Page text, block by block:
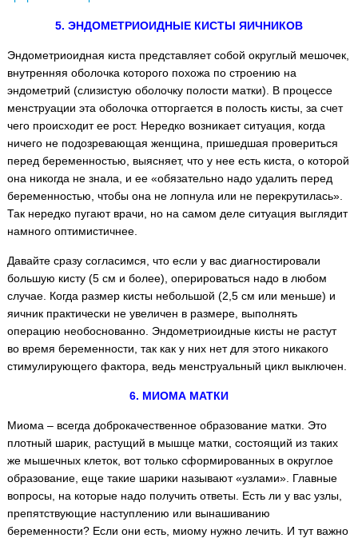
5. ЭНДОМЕТРИОИДНЫЕ КИСТЫ ЯИЧНИКОВ
Эндометриоидная киста представляет собой округлый мешочек,
внутренняя оболочка которого похожа по строению на
эндометрий (слизистую оболочку полости матки). В процессе
менструации эта оболочка отторгается в полость кисты, за счет
чего происходит ее рост. Нередко возникает ситуация, когда
ничего не подозревающая женщина, пришедшая провериться
перед беременностью, выясняет, что у нее есть киста, о которой
она никогда не знала, и ее «обязательно надо удалить перед
беременностью, чтобы она не лопнула или не перекрутилась».
Так нередко пугают врачи, но на самом деле ситуация выглядит
намного оптимистичнее.
Давайте сразу согласимся, что если у вас диагностировали
большую кисту (5 см и более), оперироваться надо в любом
случае. Когда размер кисты небольшой (2,5 см или меньше) и
яичник практически не увеличен в размере, выполнять
операцию необоснованно. Эндометриоидные кисты не растут
во время беременности, так как у них нет для этого никакого
стимулирующего фактора, ведь менструальный цикл выключен.
6. МИОМА МАТКИ
Миома – всегда доброкачественное образование матки. Это
плотный шарик, растущий в мышце матки, состоящий из таких
же мышечных клеток, вот только сформированных в округлое
образование, еще такие шарики называют «узлами». Главные
вопросы, на которые надо получить ответы. Есть ли у вас узлы,
препятствующие наступлению или вынашиванию
беременности? Если они есть, миому нужно лечить. И тут важно